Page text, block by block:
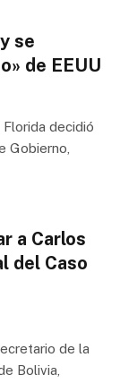
se
de EEUU
Florida decidió
Gobierno,
a Carlos
del Caso
de la
Bolivia,